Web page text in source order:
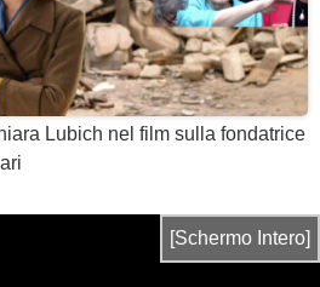
Lubich nel film sulla fondatrice
[Schermo Intero]